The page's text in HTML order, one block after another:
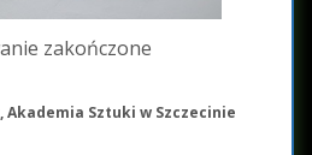
zakończone
Sztuki w Szczecinie